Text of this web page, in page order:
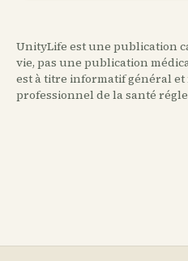
UnityLife est une publication
vie, pas une publication
est à titre informatif général et
professionnel de la santé